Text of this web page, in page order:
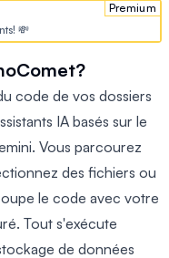
Premium
💸
code de vos dossiers
IA basés sur le
Vous parcourez
des fichiers ou
le code avec votre
Tout s'exécute
de données